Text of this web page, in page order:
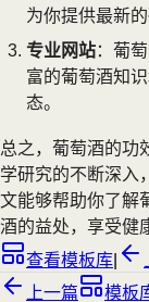
为你提供最新的
专业网站：葡
富的葡萄酒知
态。
总之，葡萄酒的功
学研究的不断深入
文能够帮助你了解
酒的益处，享受健
查看模板库
上一篇
模板